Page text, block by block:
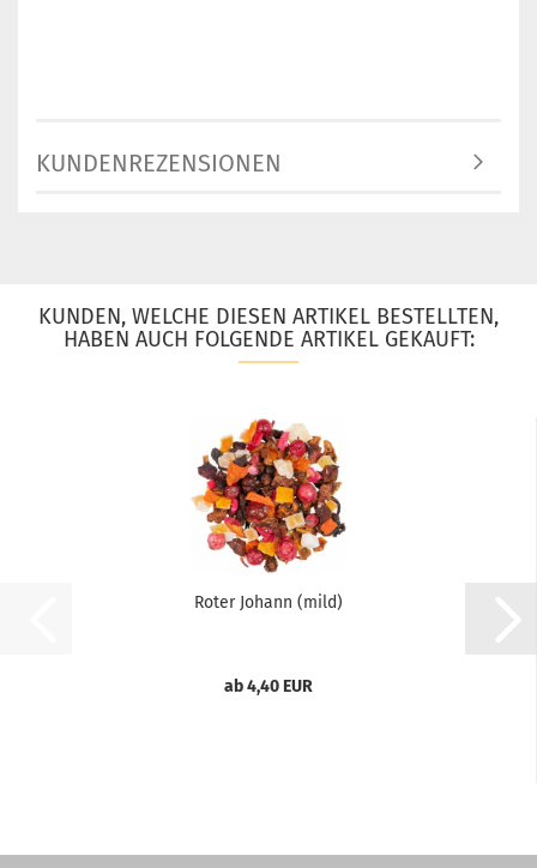
KUNDENREZENSIONEN
KUNDEN, WELCHE DIESEN ARTIKEL BESTELLTEN,
HABEN AUCH FOLGENDE ARTIKEL GEKAUFT:
Roter Johann (mild)
ab 4,40 EUR